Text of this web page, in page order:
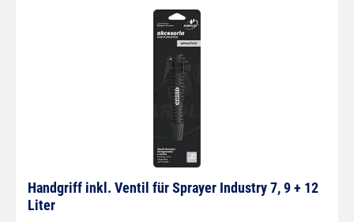
bedienen.- Offene Standfläche für den
ungehinderten Ablauf von verschütteten
Flüssigkeiten.- Ergonomische
Kunststoffgriffleiste.- Zwei seitlich angebrachte
Lanzenköcher.- Platz für zwei Chemiebehälter mit
bis zu jeweils 25 kg Fassung.- HxBxT
Handgriff inkl. Ventil für Sprayer Industry 7, 9 + 12
Liter